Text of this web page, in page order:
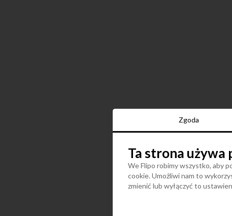
Zgoda
Ta strona używa
We Flipo robimy wszystko, aby
cookie. Umożliwi nam to
zmienić lub wyłączyć to